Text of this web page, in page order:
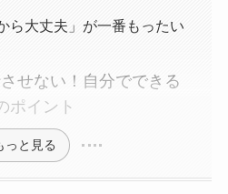
ら大丈夫」が一番もったい
せない！自分でできる
ポイント
っと見る